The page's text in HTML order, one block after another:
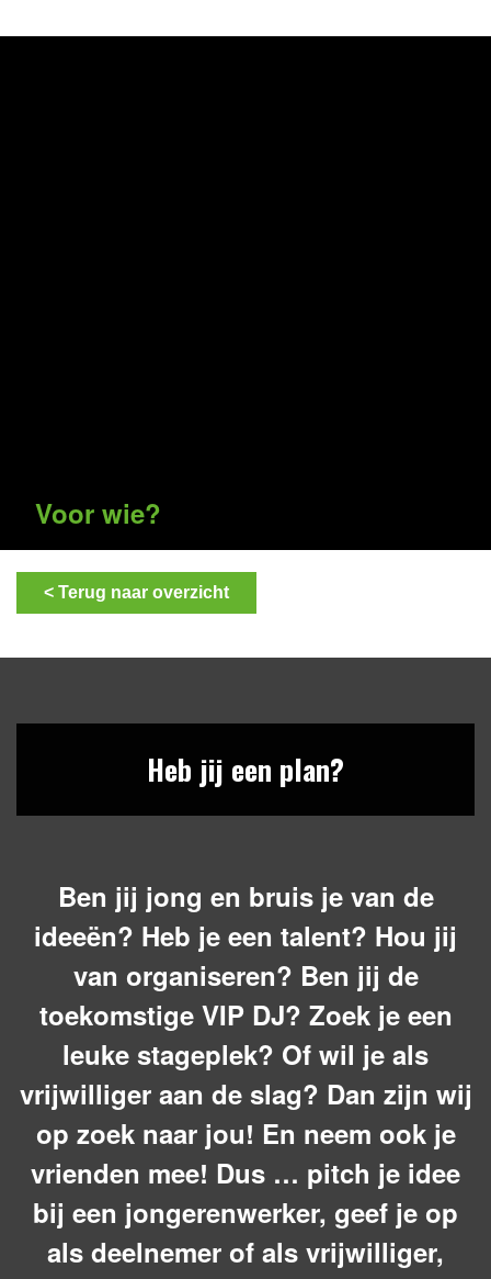
Voor wie?
< Terug naar overzicht
Heb jij een plan?
Ben jij jong en bruis je van de
ideeën? Heb je een talent? Hou jij
van organiseren? Ben jij de
toekomstige VIP DJ? Zoek je een
leuke stageplek? Of wil je als
vrijwilliger aan de slag? Dan zijn wij
op zoek naar jou! En neem ook je
vrienden mee! Dus … pitch je idee
bij een jongerenwerker, geef je op
als deelnemer of als vrijwilliger,